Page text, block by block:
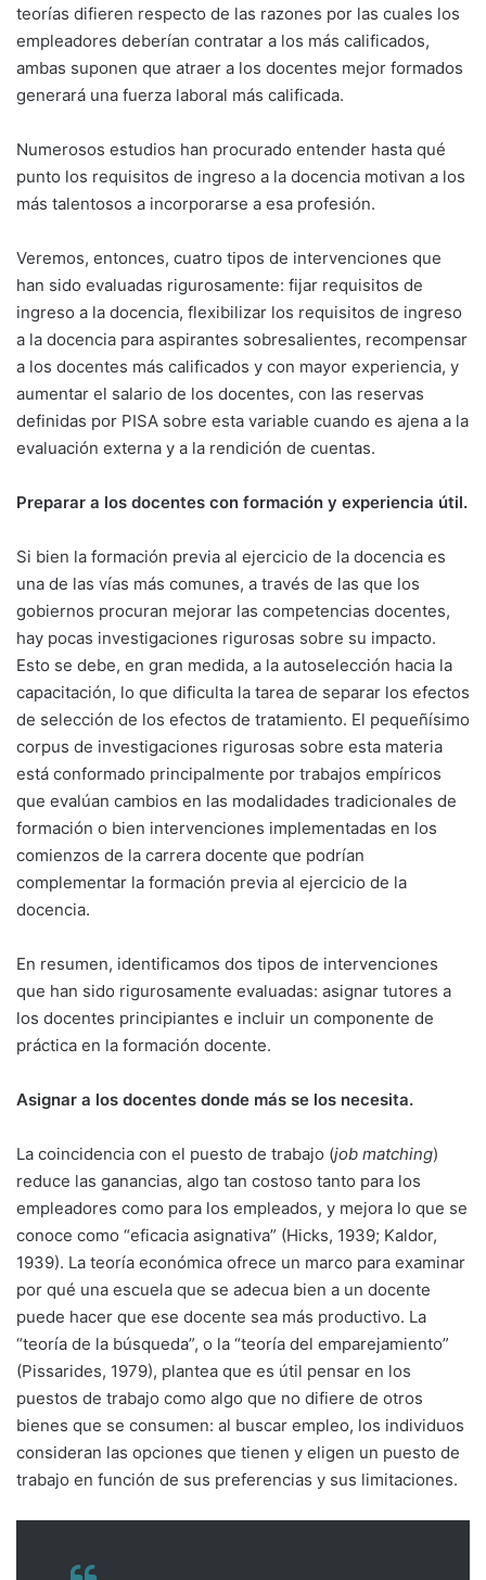
teorías difieren respecto de las razones por las cuales los
empleadores deberían contratar a los más calificados,
ambas suponen que atraer a los docentes mejor formados
generará una fuerza laboral más calificada.
Numerosos estudios han procurado entender hasta qué
punto los requisitos de ingreso a la docencia motivan a los
más talentosos a incorporarse a esa profesión.
Veremos, entonces, cuatro tipos de intervenciones que
han sido evaluadas rigurosamente: fijar requisitos de
ingreso a la docencia, flexibilizar los requisitos de ingreso
a la docencia para aspirantes sobresalientes, recompensar
a los docentes más calificados y con mayor experiencia, y
aumentar el salario de los docentes, con las reservas
definidas por PISA sobre esta variable cuando es ajena a la
evaluación externa y a la rendición de cuentas.
Preparar a los docentes con formación y experiencia útil.
Si bien la formación previa al ejercicio de la docencia es
una de las vías más comunes, a través de las que los
gobiernos procuran mejorar las competencias docentes,
hay pocas investigaciones rigurosas sobre su impacto.
Esto se debe, en gran medida, a la autoselección hacia la
capacitación, lo que dificulta la tarea de separar los efectos
de selección de los efectos de tratamiento. El pequeñísimo
corpus de investigaciones rigurosas sobre esta materia
está conformado principalmente por trabajos empíricos
que evalúan cambios en las modalidades tradicionales de
formación o bien intervenciones implementadas en los
comienzos de la carrera docente que podrían
complementar la formación previa al ejercicio de la
docencia.
En resumen, identificamos dos tipos de intervenciones
que han sido rigurosamente evaluadas: asignar tutores a
los docentes principiantes e incluir un componente de
práctica en la formación docente.
Asignar a los docentes donde más se los necesita.
La coincidencia con el puesto de trabajo (job matching)
reduce las ganancias, algo tan costoso tanto para los
empleadores como para los empleados, y mejora lo que se
conoce como “eficacia asignativa” (Hicks, 1939; Kaldor,
1939). La teoría económica ofrece un marco para examinar
por qué una escuela que se adecua bien a un docente
puede hacer que ese docente sea más productivo. La
“teoría de la búsqueda”, o la “teoría del emparejamiento”
(Pissarides, 1979), plantea que es útil pensar en los
puestos de trabajo como algo que no difiere de otros
bienes que se consumen: al buscar empleo, los individuos
consideran las opciones que tienen y eligen un puesto de
trabajo en función de sus preferencias y sus limitaciones.